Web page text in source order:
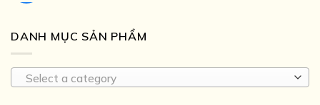
DANH MỤC SẢN PHẨM
Select a category